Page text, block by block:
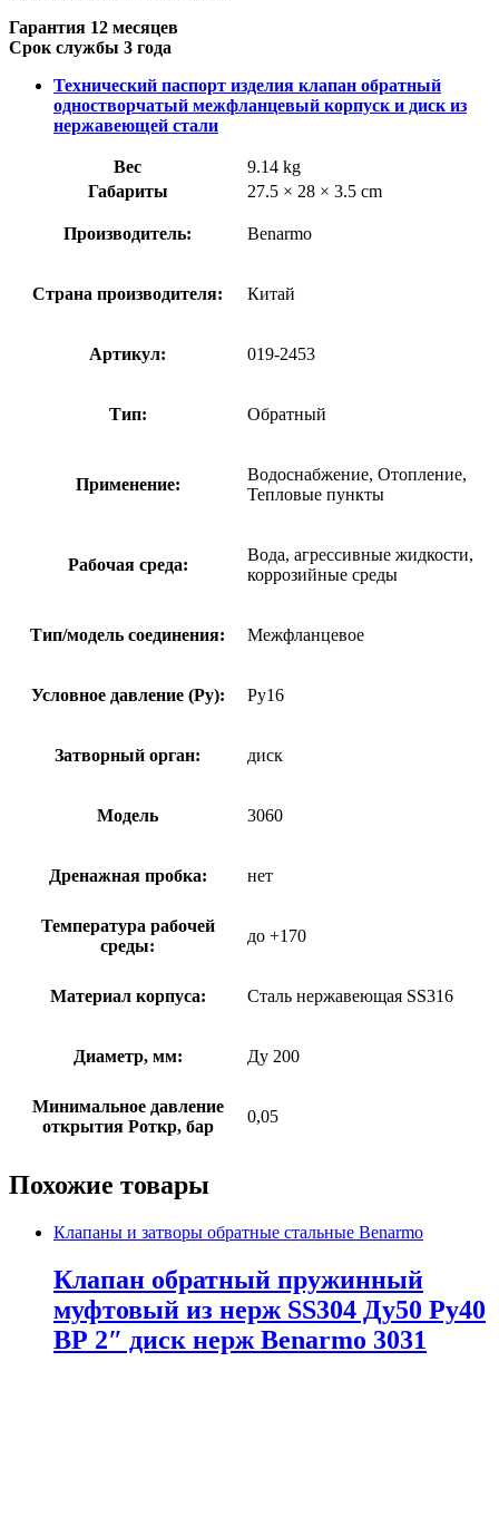
Гарантия 12 месяцев
Срок службы 3 года
Технический паспорт изделия клапан обратный
одностворчатый межфланцевый корпуск и диск из
нержавеющей стали
Вес
9.14 kg
Габариты
27.5 × 28 × 3.5 cm
Производитель: Benarmo
Страна производителя: Китай
Артикул: 019-2453
Тип: Обратный
Применение:
Водоснабжение, Отопление,
Тепловые пункты
Рабочая среда:
Вода, агрессивные жидкости,
коррозийные среды
Тип/модель соединения: Межфланцевое
Условное давление (Ру): Ру16
Затворный орган: диск
Модель 3060
Дренажная пробка: нет
Температура рабочей
среды:
до +170
Материал корпуса: Сталь нержавеющая SS316
Диаметр, мм: Ду 200
Минимальное давление
открытия Роткр, бар
0,05
Похожие товары
Клапаны и затворы обратные стальные Benarmo
Клапан обратный пружинный
муфтовый из нерж SS304 Ду50 Ру40
ВР 2″ диск нерж Benarmo 3031